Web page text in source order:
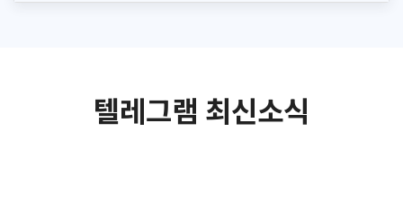
텔레그램 최신소식